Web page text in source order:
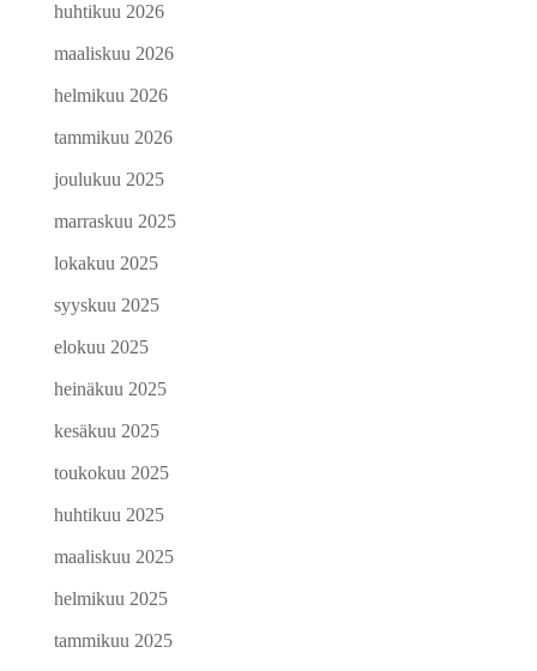
huhtikuu 2026
maaliskuu 2026
helmikuu 2026
tammikuu 2026
joulukuu 2025
marraskuu 2025
lokakuu 2025
syyskuu 2025
elokuu 2025
heinäkuu 2025
kesäkuu 2025
toukokuu 2025
huhtikuu 2025
maaliskuu 2025
helmikuu 2025
tammikuu 2025